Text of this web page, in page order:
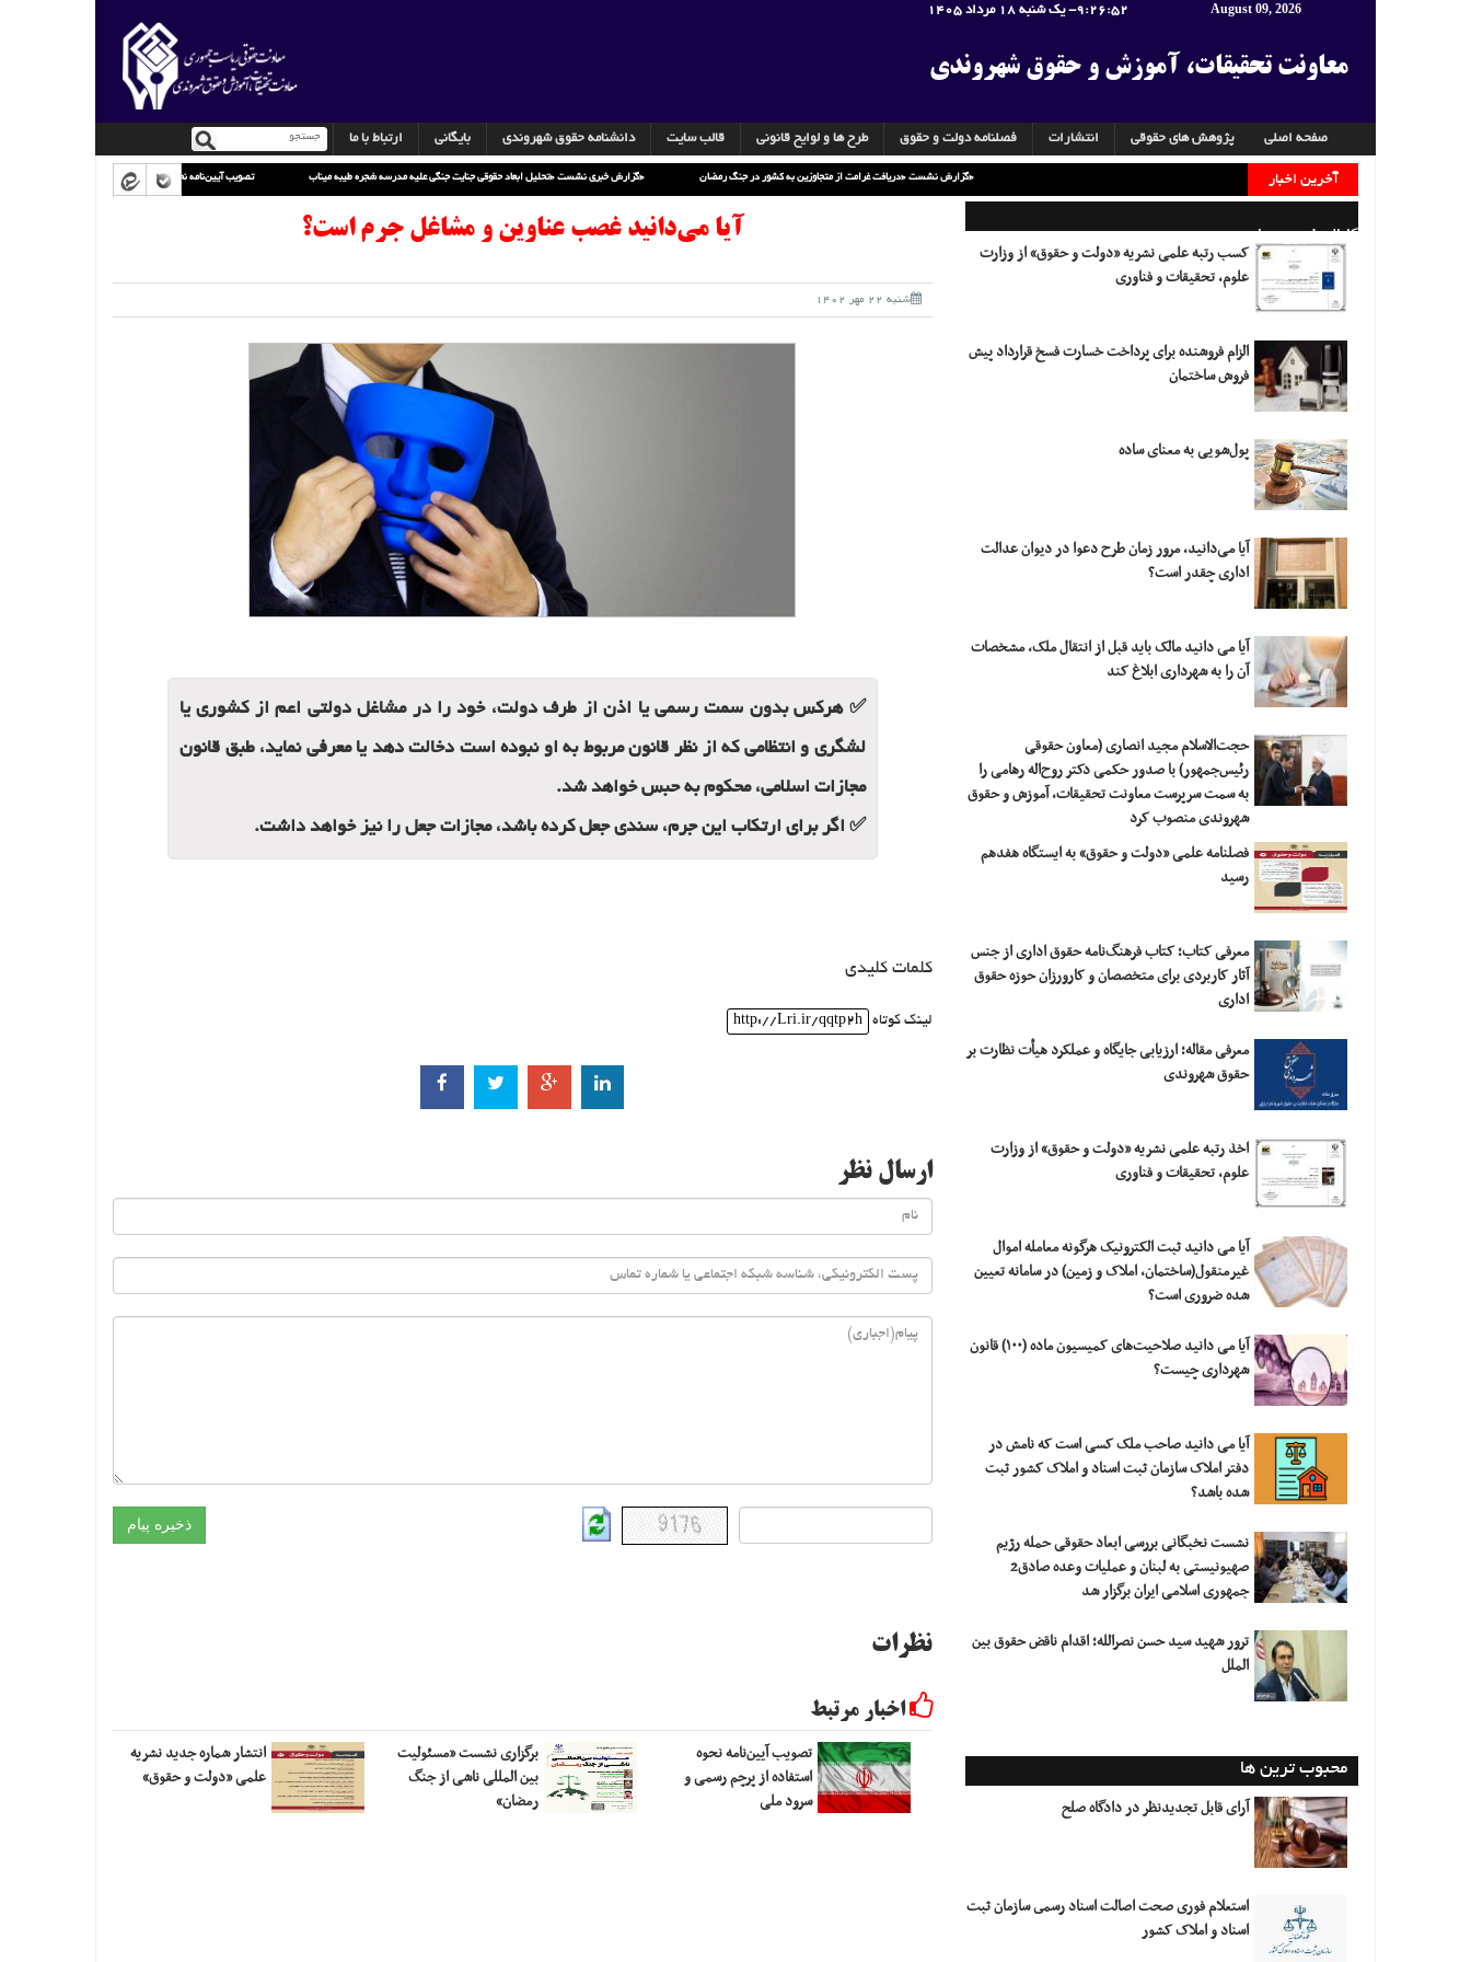
9:26:53- یک شنبه 18 مرداد 1405 August 09, 2026
معاونت تحقیقات، آموزش و حقوق شهروندی
صفحه اصلی پژوهش های حقوقی انتشارات فصلنامه دولت و حقوق طرح ها و لوایح قانونی قالب سایت دانشنامه حقوق شهروندی بایگانی ارتباط با ما
آخرین اخبار تصویب آیین‌نامه نحوه استفاده از پرچم گزارش خبری نشست «تحلیل ابعاد حقوقی جنایت جنگی علیه مدرسه شجره طیبه میناب» گزارش نشست «دریافت غرامت از متجاوزین به کشور در جنگ رمضان»
آیا می‌دانید غصب عناوین و مشاغل جرم است؟
شنبه 22 مهر 1402
✅ هرکس بدون سمت رسمی یا اذن از طرف دولت، خود را در مشاغل دولتی اعم از کشوری یا
لشگری و انتظامی که از نظر قانون مربوط به او نبوده است دخالت دهد یا معرفی نماید، طبق قانون
مجازات اسلامی، محکوم به حبس خواهد شد.
✅ اگر برای ارتکاب این جرم، سندی جعل کرده باشد، مجازات جعل را نیز خواهد داشت.
کلمات کلیدی
لینک کوتاه http://Lri.ir/qqtp2h
ارسال نظر
نظرات
اخبار مرتبط
انتشار شماره جدید نشریه
علمی «دولت و حقوق»
برگزاری نشست «مسئولیت
بین المللی ناشی از جنگ
رمضان»
تصویب آیین‌نامه نحوه
استفاده از پرچم رسمی و
سرود ملی
کانال خبری معاونت
کسب رتبه علمی نشریه «دولت و حقوق» از وزارت
علوم، تحقیقات و فناوری
الزام فروشنده برای پرداخت خسارت فسخ قرارداد پیش
فروش ساختمان
پول‌شویی به معنای ساده
آیا می‌دانید، مرور زمان طرح دعوا در دیوان عدالت
اداری چقدر است؟
آیا می دانید مالک باید قبل از انتقال ملک، مشخصات
آن را به شهرداری ابلاغ کند
حجت‌الاسلام مجید انصاری (معاون حقوقی
رئیس‌جمهور) با صدور حکمی دکتر روح‌اله رهامی را
به سمت سرپرست معاونت تحقیقات، آموزش و حقوق
شهروندی منصوب کرد
فصلنامه علمی «دولت و حقوق» به ایستگاه هفدهم
رسید
معرفی کتاب؛ کتاب فرهنگ‌نامه حقوق اداری از جنس
آثار کاربردی برای متخصصان و کارورزان حوزه حقوق
اداری
معرفی مقاله؛ ارزیابی‎ ‎جایگاه و عملکرد هیأت نظارت بر
حقوق شهروندی
اخذ رتبه علمی نشریه «دولت و حقوق» از وزارت
علوم، تحقیقات و فناوری
آیا می دانید ثبت الکترونیک هرگونه معامله اموال
غیرمنقول(ساختمان، املاک و زمین) در سامانه تعیین
شده ضروری است؟
آیا می دانید صلاحیت‌های کمیسیون ماده (۱۰۰) قانون
شهرداری چیست؟
آیا می دانید صاحب ملک کسی است که نامش در
دفتر املاک سازمان ثبت اسناد و املاک کشور ثبت
شده باشد؟
نشست نخبگانی بررسی ابعاد حقوقی حمله رژیم
صهیونیستی به لبنان و عملیات وعده صادق2
جمهوری اسلامی ایران برگزار شد
ترور شهید سید حسن نصرالله؛ اقدام ناقض حقوق بین
الملل
محبوب ترین ها
آرای قابل تجدیدنظر در دادگاه صلح
استعلام فورى صحت اصالت اسناد رسمى سازمان ثبت
اسناد و املاک کشور